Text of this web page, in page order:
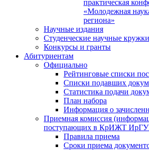
практическая
«Молодежная
региона»
Научные издания
Студенческие научные кружки
Конкурсы и гранты
Абитуриентам
Официально
Рейтинговые списки
Списки подавших
Статистика подачи
План набора
Информация о
Приемная комиссия
поступающих в КрИЖТ
Правила приема
Сроки приема